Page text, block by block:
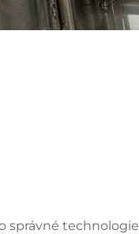
správné technologie